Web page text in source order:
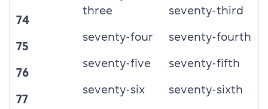
74
75
76
77
three
seventy-four
seventy-five
seventy-six
seventy-third
seventy-fourth
seventy-fifth
seventy-sixth